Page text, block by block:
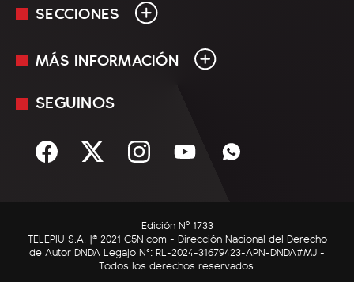
SECCIONES
En Vivo
Sociedad
C5N Autos
RatingCero
MÁS INFORMACIÓN
Mediakit
Términos y condiciones
SEGUINOS
Edición Nº 1733
TELEPIU S.A. |© 2021 C5N.com - Dirección Nacional del Derecho
de Autor DNDA Legajo N°: RL-2024-31679423-APN-DNDA#MJ -
Todos los derechos reservados.